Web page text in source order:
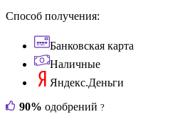
Способ получения:
Банковская карта
Наличные
Яндекс.Деньги
90% одобрений ?